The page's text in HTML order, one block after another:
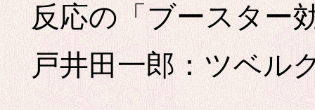
反応の「ブースター
戸井田一郎：ツベル